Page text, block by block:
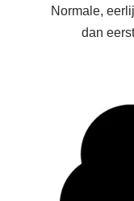
Normale,
dan